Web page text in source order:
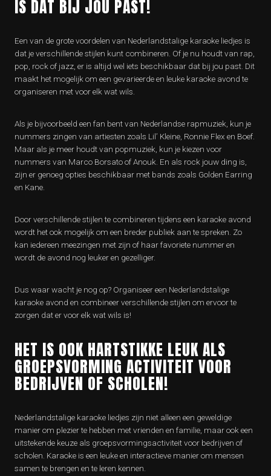
IS DAT BIJ JOU PAST!
Een van de grote voordelen van Nederlandstalige karaoke liedjes is
dat je verschillende stijlen kunt combineren. Of je nu houdt van rap,
pop, rock of jazz, er is altijd wel iets beschikbaar dat bij jou past. Dit
maakt het mogelijk om een gevarieerde en leuke karaoke avond te
organiseren met voor elk wat wils.
Als je bijvoorbeeld een fan bent van Nederlandse rapmuziek, kun je
nummers zingen van artiesten zoals Lil’ Kleine, Ronnie Flex en Boef.
Maar als je meer houdt van popmuziek, kun je kiezen voor
nummers van Marco Borsato of Anouk. En als rock jouw ding is,
zijn er genoeg opties beschikbaar met bands zoals Golden Earring
en Kane.
Door verschillende stijlen te combineren tijdens een karaoke avond
wordt het ook mogelijk om een breder publiek aan te spreken. Zo
kan iedereen meezingen met zijn of haar favoriete nummer en
wordt de avond nog leuker en gezelliger.
Dus waar wacht je nog op? Organiseer een Nederlandstalige
karaoke avond en combineer verschillende stijlen om ervoor te
zorgen dat er voor elk wat wils is!
HET IS OOK HARTSTIKKE LEUK ALS
GROEPSVORMING ACTIVITEIT VOOR
BEDRIJVEN OF SCHOLEN!
Nederlandstalige karaoke liedjes zijn niet alleen een geweldige
manier om plezier te hebben met vrienden en familie, maar ook een
uitstekende keuze als groepsvormingsactiviteit voor bedrijven of
scholen. Karaoke is een leuke en interactieve manier om mensen
samen te brengen en te leren kennen.